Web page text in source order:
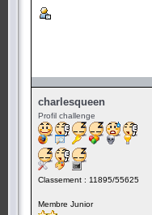
charlesqueen
Profil challenge
Classement : 11895/55625
Membre Junior